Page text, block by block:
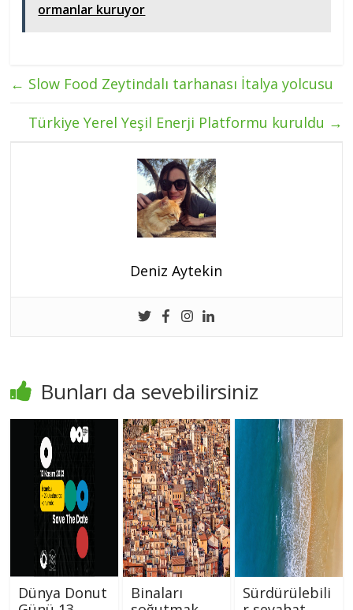
ormanlar kuruyor
← Slow Food Zeytindalı tarhanası İtalya yolcusu
Türkiye Yerel Yeşil Enerji Platformu kuruldu →
Deniz Aytekin
Bunları da sevebilirsiniz
Dünya Donut
Binaları
Sürdürülebili